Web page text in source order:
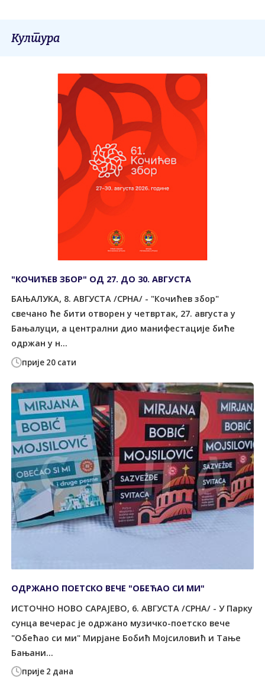
Култура
прије 20 сати
"КОЧИЋЕВ ЗБОР" ОД 27. ДО 30. АВГУСТА
БАЊАЛУКА, 8. АВГУСТА /СРНА/ - "Кочићев збор"
свечано ће бити отворен у четвртак, 27. августа у
Бањалуци, а централни дио манифестације биће
одржан у н...
прије 2 дана
ОДРЖАНО ПОЕТСКО ВЕЧЕ "ОБЕЋАО СИ МИ"
ИСТОЧНО НОВО САРАЈЕВО, 6. АВГУСТА /СРНА/ - У Парку
сунца вечерас је одржано музичко-поетско вече
"Обећао си ми" Мирјане Бобић Мојсиловић и Тање
Бањани...